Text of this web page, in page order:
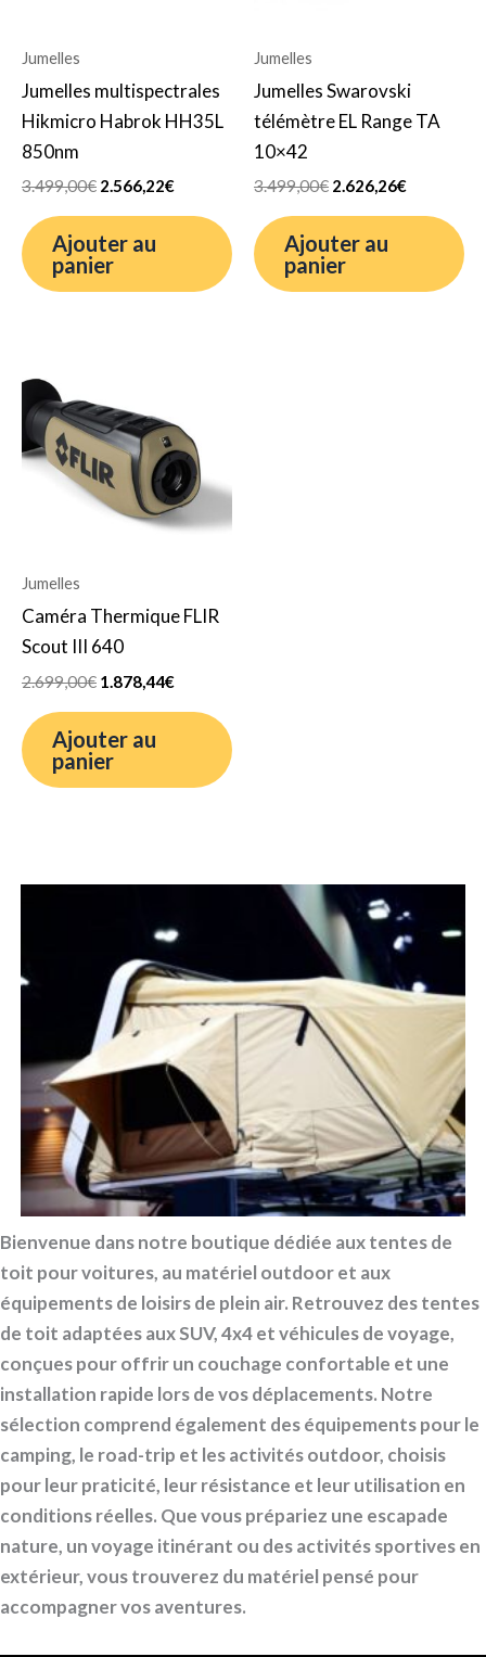
Jumelles
Jumelles multispectrales
Hikmicro Habrok HH35L
850nm
3.499,00€ 2.566,22€
Ajouter au
panier
Jumelles
Jumelles Swarovski
télémètre EL Range TA
10×42
3.499,00€ 2.626,26€
Ajouter au
panier
Jumelles
Caméra Thermique FLIR
Scout III 640
2.699,00€
était :
2.699,00€.
1.878,44€
est :
1.878,44€.
Ajouter au
panier
Bienvenue dans notre boutique dédiée aux tentes de
toit pour voitures, au matériel outdoor et aux
équipements de loisirs de plein air. Retrouvez des tentes
de toit adaptées aux SUV, 4x4 et véhicules de voyage,
conçues pour offrir un couchage confortable et une
installation rapide lors de vos déplacements. Notre
sélection comprend également des équipements pour le
camping, le road-trip et les activités outdoor, choisis
pour leur praticité, leur résistance et leur utilisation en
conditions réelles. Que vous prépariez une escapade
nature, un voyage itinérant ou des activités sportives en
extérieur, vous trouverez du matériel pensé pour
accompagner vos aventures.